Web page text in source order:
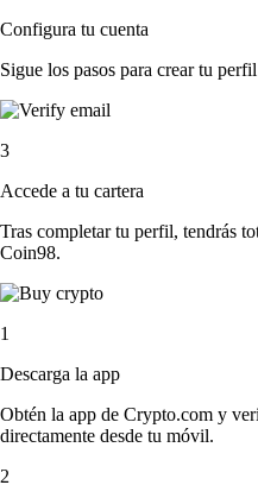
Configura tu cuenta
Sigue los pasos para crear tu
3
Accede a tu cartera
Tras completar tu perfil, tendrás
Coin98.
1
Descarga la app
Obtén la app de Crypto.com y
directamente desde tu móvil.
2